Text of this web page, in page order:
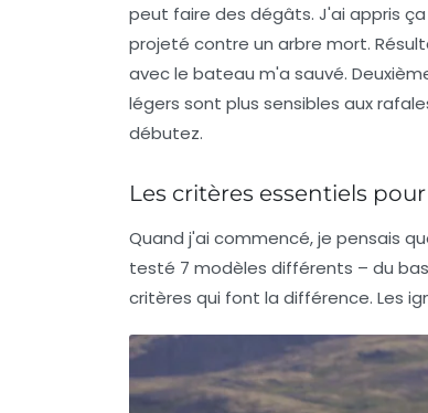
peut faire des dégâts. J'ai appris
projeté contre un arbre mort.
avec le bateau m'a sauvé.
légers sont plus sensibles aux
débutez.
Les critères essentiels
Quand j'ai commencé, je pensais
testé 7 modèles différents – du
critères qui font la différence. Les